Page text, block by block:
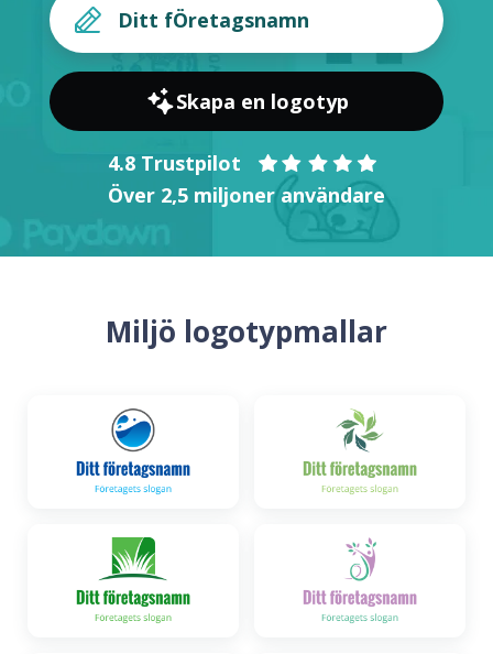
LOGGA IN
Skapa en logotyp
4.8 Trustpilot
Över 2,5 miljoner användare
Miljö logotypmallar